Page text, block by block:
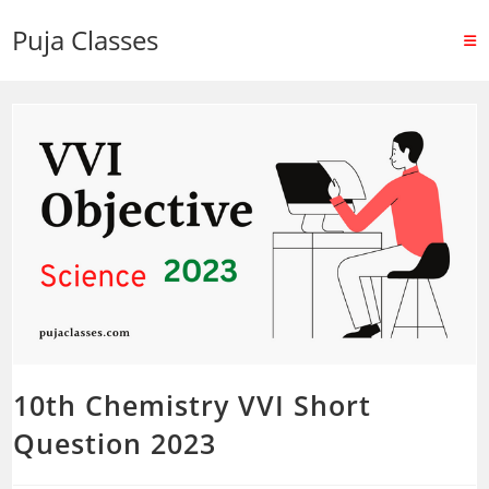
Puja Classes
10th Chemistry VVI Short
Question 2023